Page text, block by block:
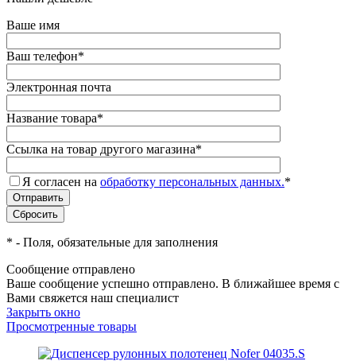
Ваше имя
Ваш телефон*
Электронная почта
Название товара*
Ссылка на товар другого магазина*
Я согласен на обработку персональных данных.*
* - Поля, обязательные для заполнения
Сообщение отправлено
Ваше сообщение успешно отправлено. В ближайшее время с
Вами свяжется наш специалист
Закрыть окно
Просмотренные товары